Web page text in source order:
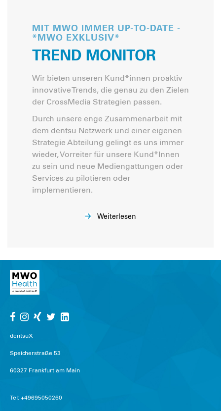
MIT MWO IMMER UP-TO-DATE -
*MWO EXKLUSIV*
TREND MONITOR
Wir bieten unseren Kund*innen proaktiv
innovative Trends, die genau zu den Zielen
der CrossMedia Strategien passen.
Durch unsere enge Zusammenarbeit mit
dem dentsu Netzwerk und einer eigenen
Strategie Abteilung gelingt es uns immer
wieder, Vorreiter für unsere Kund*Innen
zu sein und neue Mediengattungen oder
Services zu pilotieren oder
implementieren.
Weiterlesen
dentsuX
Speicherstraße 53
60327 Frankfurt am Main
Tel: +49695050260